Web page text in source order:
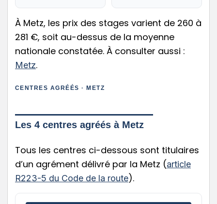
À Metz, les prix des stages varient de 260 à
281 €, soit au-dessus de la moyenne
nationale constatée. À consulter aussi :
Metz.
CENTRES AGRÉÉS · METZ
Les 4 centres agréés à Metz
Tous les centres ci-dessous sont titulaires
d’un agrément délivré par la Metz (article
R223-5 du Code de la route).